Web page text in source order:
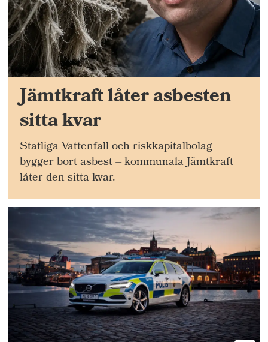
Jämtkraft låter asbesten
sitta kvar
Statliga Vattenfall och riskkapitalbolag
bygger bort asbest – kommunala Jämtkraft
låter den sitta kvar.